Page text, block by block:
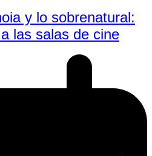
y lo sobrenatural:
las salas de cine